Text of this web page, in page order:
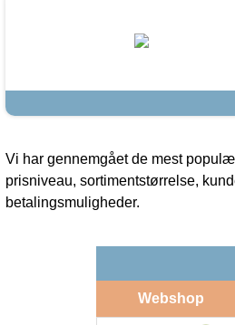
Vi har gennemgået de mest
prisniveau, sortimentstørrelse,
betalingsmuligheder.
Webshop